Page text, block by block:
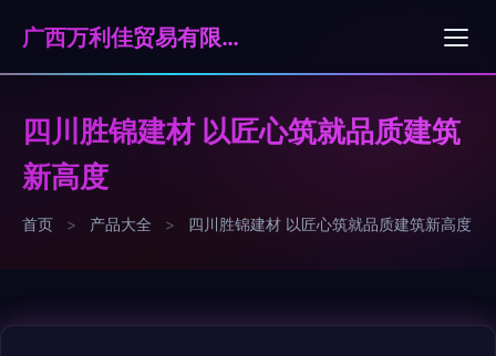
广西万利佳贸易有限公司
四川胜锦建材 以匠心筑就品质建筑
新高度
首页 > 产品大全 > 四川胜锦建材 以匠心筑就品质建筑新高度